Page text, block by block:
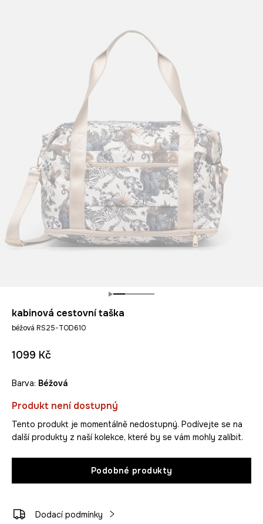
kabinová cestovní taška
béžová RS25-TOD610
1099 Kč
Barva: béžová
Produkt není dostupný
Tento produkt je momentálně nedostupný. Podívejte se na
další produkty z naší kolekce, které by se vám mohly zalíbit.
Podobné produkty
Dodací podmínky